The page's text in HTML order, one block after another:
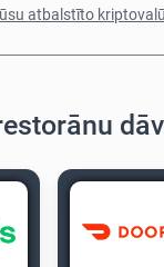
atbalstīto